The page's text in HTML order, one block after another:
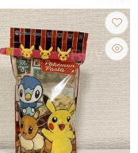
正貨承諾》商標